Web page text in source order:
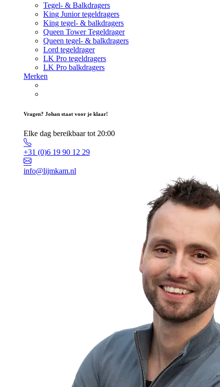
Tegel- & Balkdragers
King Junior tegeldragers
King tegel- & balkdragers
Queen Tower Tegeldrager
Queen tegel- & balkdragers
Lord tegeldrager
LK Pro tegeldragers
LK Pro balkdragers
Merken
Vragen? Johan staat voor je klaar!
Elke dag bereikbaar tot 20:00
+31 (0)6 19 90 12 29
info@lijmkam.nl